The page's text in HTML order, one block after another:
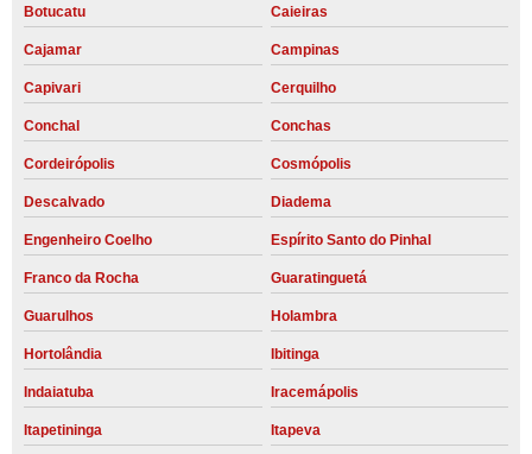
Botucatu Caieiras
Cajamar Campinas
Capivari Cerquilho
Conchal Conchas
Cordeirópolis Cosmópolis
Descalvado Diadema
Engenheiro Coelho Espírito Santo do Pinhal
Franco da Rocha Guaratinguetá
Guarulhos Holambra
Hortolândia Ibitinga
Indaiatuba Iracemápolis
Itapetininga Itapeva